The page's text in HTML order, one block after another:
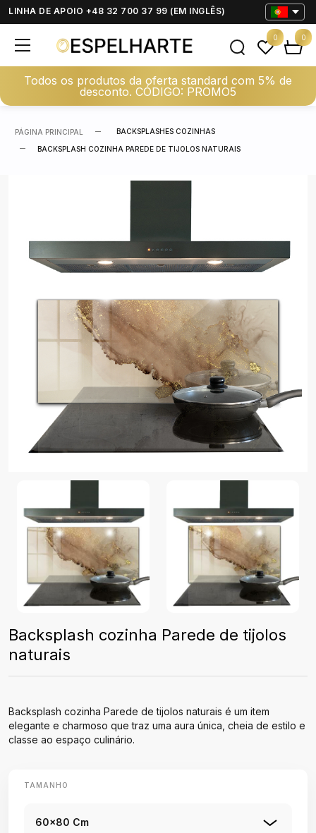
LINHA DE APOIO +48 32 700 37 99 (EM INGLÊS)
Todos os produtos da oferta standard com 5% de
desconto. CÓDIGO: PROMO5
0 0
PÁGINA PRINCIPAL BACKSPLASHES COZINHAS
BACKSPLASH COZINHA PAREDE DE TIJOLOS NATURAIS
Backsplash cozinha Parede de tijolos
naturais
Backsplash cozinha Parede de tijolos naturais é um item
elegante e charmoso que traz uma aura única, cheia de estilo e
classe ao espaço culinário.
TAMANHO
60x80 Cm